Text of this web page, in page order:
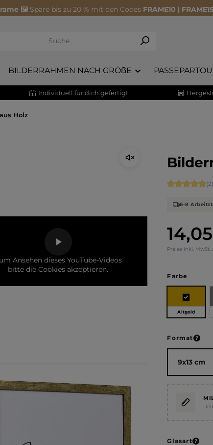
🖼️ Spare bis zu 20 % mit den Codes FRAME10 |
BILDERRAHMEN NACH GRÖẞE
Individuell für dich gefertigt
Holz
Ansehen dieses YouTube-Videos
bitte die Cookies akzeptieren.
Regulärer
Preise inkl. MwSt.
(2)
6-8
Farbe
Altgold
Format
Glasart